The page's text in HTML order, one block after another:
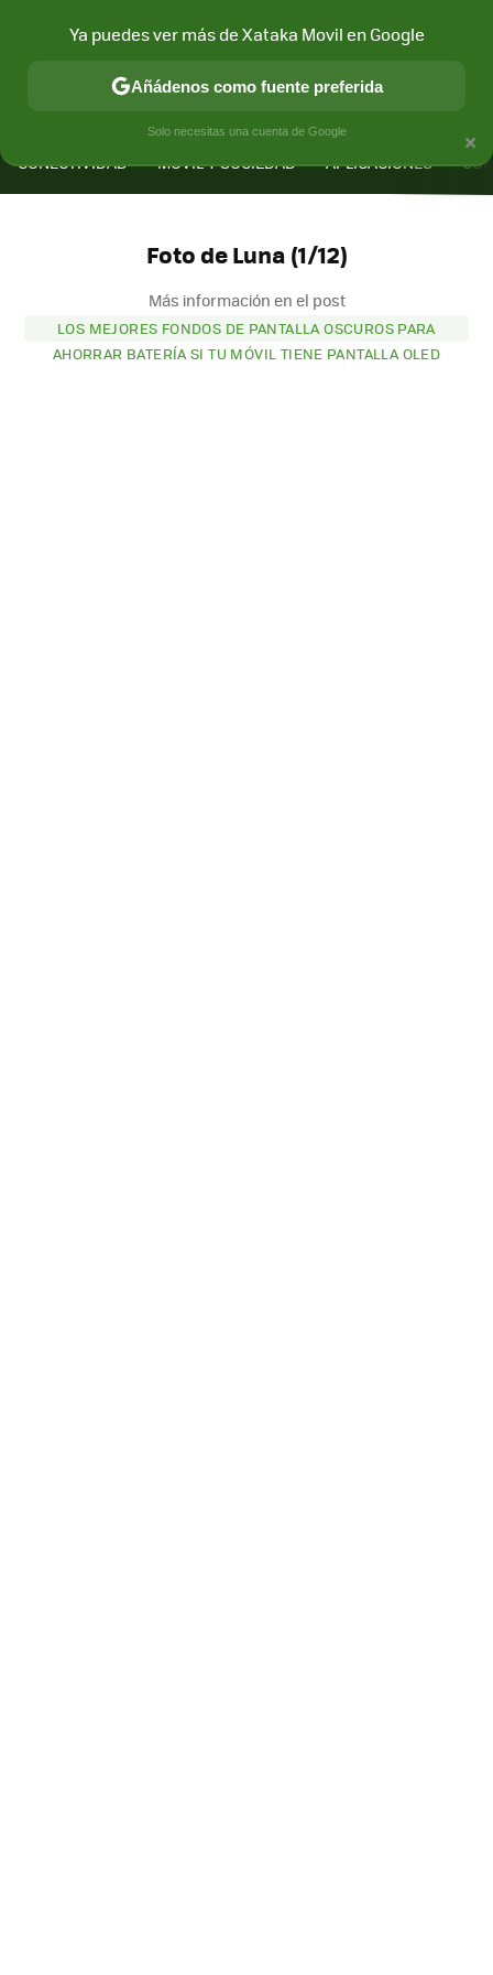
CONECTIVIDAD MÓVIL Y SOCIEDAD APLICACIONES
Foto de Luna (1/12)
Más información en el post
LOS MEJORES FONDOS DE PANTALLA OSCUROS PARA
AHORRAR BATERÍA SI TU MÓVIL TIENE PANTALLA OLED
×
Ya puedes ver más de Xataka Movil en Google
Añádenos como fuente preferida
Solo necesitas una cuenta de Google